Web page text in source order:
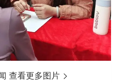
查看更多图片